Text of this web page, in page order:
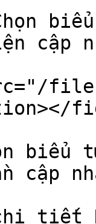
cập
files/
biểu
cập
tiết